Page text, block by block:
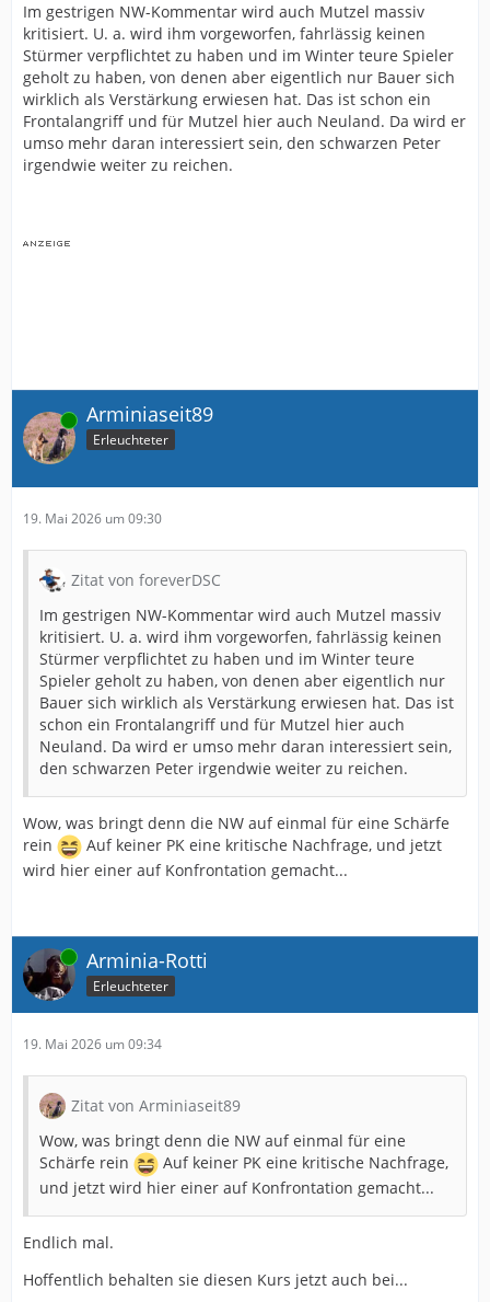
Im gestrigen NW-Kommentar wird auch Mutzel massiv
kritisiert. U. a. wird ihm vorgeworfen, fahrlässig keinen
Stürmer verpflichtet zu haben und im Winter teure Spieler
geholt zu haben, von denen aber eigentlich nur Bauer sich
wirklich als Verstärkung erwiesen hat. Das ist schon ein
Frontalangriff und für Mutzel hier auch Neuland. Da wird er
umso mehr daran interessiert sein, den schwarzen Peter
irgendwie weiter zu reichen.
Online Arminiaseit89
Erleuchteter
19. Mai 2026 um 09:30
Zitat von foreverDSC
Im gestrigen NW-Kommentar wird auch Mutzel massiv
kritisiert. U. a. wird ihm vorgeworfen, fahrlässig keinen
Stürmer verpflichtet zu haben und im Winter teure
Spieler geholt zu haben, von denen aber eigentlich nur
Bauer sich wirklich als Verstärkung erwiesen hat. Das ist
schon ein Frontalangriff und für Mutzel hier auch
Neuland. Da wird er umso mehr daran interessiert sein,
den schwarzen Peter irgendwie weiter zu reichen.
Wow, was bringt denn die NW auf einmal für eine Schärfe
rein
Auf keiner PK eine kritische Nachfrage, und jetzt
wird hier einer auf Konfrontation gemacht...
Online Arminia-Rotti
Erleuchteter
19. Mai 2026 um 09:34
Zitat von Arminiaseit89
Wow, was bringt denn die NW auf einmal für eine
Schärfe rein
Auf keiner PK eine kritische Nachfrage,
und jetzt wird hier einer auf Konfrontation gemacht...
Endlich mal.
Hoffentlich behalten sie diesen Kurs jetzt auch bei...